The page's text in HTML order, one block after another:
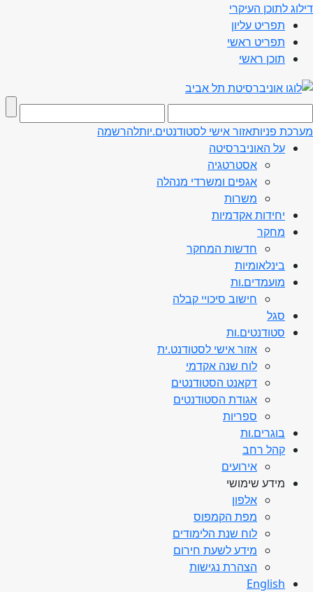
דילוג לתוכן העיקרי
תפריט עליון
תפריט ראשי
תוכן ראשי
מערכת פניותאזור אישי לסטודנטים.יותלהרשמה
על האוניברסיטה
אסטרטגיה
אגפים ומשרדי מנהלה
משרות
יחידות אקדמיות
מחקר
חדשות המחקר
בינלאומיות
מועמדים.ות
חישוב סיכויי קבלה
סגל
סטודנטים.ות
אזור אישי לסטודנט.ית
לוח שנה אקדמי
דקאנט הסטודנטים
אגודת הסטודנטים
ספריות
בוגרים.ות
קהל רחב
אירועים
מידע שימושי
אלפון
מפת הקמפוס
לוח שנת הלימודים
מידע לשעת חירום
הצהרת נגישות
English